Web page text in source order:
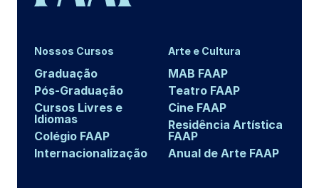
Nossos Cursos
Graduação
Pós-Graduação
Cursos Livres e
Idiomas
Colégio FAAP
Internacionalização
Arte e Cultura
MAB FAAP
Teatro FAAP
Cine FAAP
Residência Artística
FAAP
Anual de Arte FAAP